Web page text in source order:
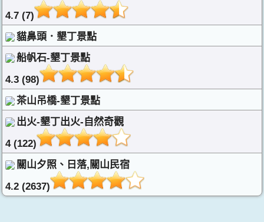
4.7 (7)
貓鼻頭．墾丁景點
船帆石-墾丁景點
4.3 (98)
茶山吊橋-墾丁景點
出火-墾丁出火-自然奇觀
4 (122)
關山夕照、日落,關山民宿
4.2 (2637)